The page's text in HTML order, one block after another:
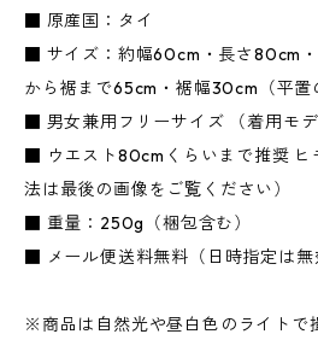
■ 原産国：タイ
■ サイズ：約幅60cm・長さ80cm
から裾まで65cm・裾幅30cm（平置
■ 男女兼用フリーサイズ （着用モデ
■ ウエスト80cmくらいまで推奨 ヒ
法は最後の画像をご覧ください）
■ 重量：250g（梱包含む）
■ メール便送料無料（日時指定は無
※商品は自然光や昼白色のライトで